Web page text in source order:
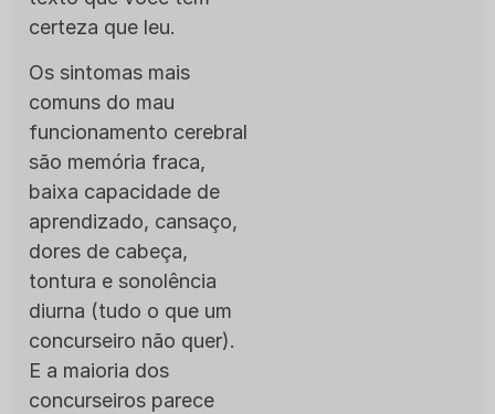
certeza que leu.
Os sintomas mais
comuns do mau
funcionamento cerebral
são memória fraca,
baixa capacidade de
aprendizado, cansaço,
dores de cabeça,
tontura e sonolência
diurna (tudo o que um
concurseiro não quer).
E a maioria dos
concurseiros parece